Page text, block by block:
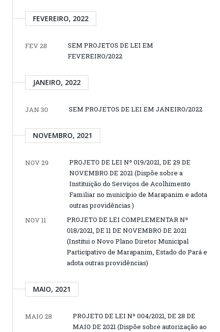
FEVEREIRO, 2022
FEV 28
SEM PROJETOS DE LEI EM
FEVEREIRO/2022
JANEIRO, 2022
JAN 30 SEM PROJETOS DE LEI EM JANEIRO/2022
NOVEMBRO, 2021
NOV 29
PROJETO DE LEI Nº 019/2021, DE 29 DE
NOVEMBRO DE 2021 (Dispõe sobre a
Instituição do Serviços de Acolhimento
Familiar no município de Marapanim e adota
outras providências )
NOV 11
PROJETO DE LEI COMPLEMENTAR Nº
018/2021, DE 11 DE NOVEMBRO DE 2021
(Institui o Novo Plano Diretor Municipal
Participativo de Marapanim, Estado do Pará e
adota outras providências)
MAIO, 2021
MAIO 28
PROJETO DE LEI Nº 004/2021, DE 28 DE
MAIO DE 2021 (Dispõe sobre autorização ao